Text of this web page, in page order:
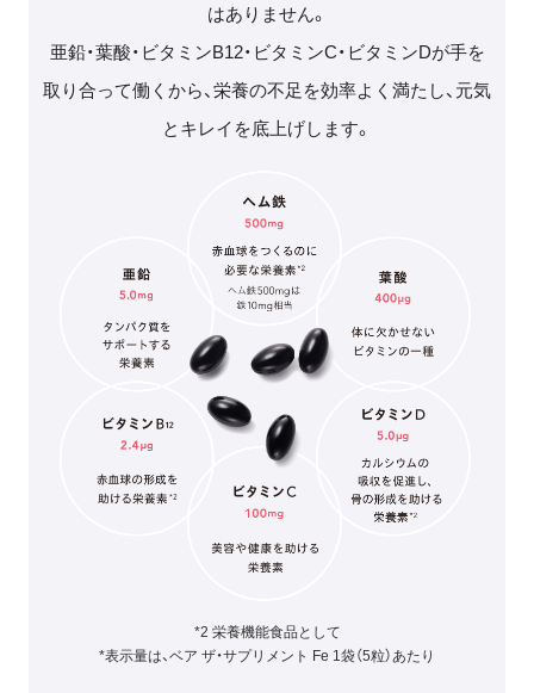
はありません。
亜鉛・葉酸・ビタミンB12・ビタミンC・ビタミンDが手を
取り合って働くから、栄養の不足を効率よく満たし、 元気
とキレイを底上げします。
*2 栄養機能食品として
*表示量は、ベア ザ・サプリメント Fe 1袋（5粒）あたり